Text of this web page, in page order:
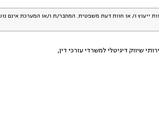
ייעוץ ו/ או חוות דעת משפטית. המחבר/ת ו/או המערכת אינם
שיווק דיגיטלי למשרדי עורכי דין,